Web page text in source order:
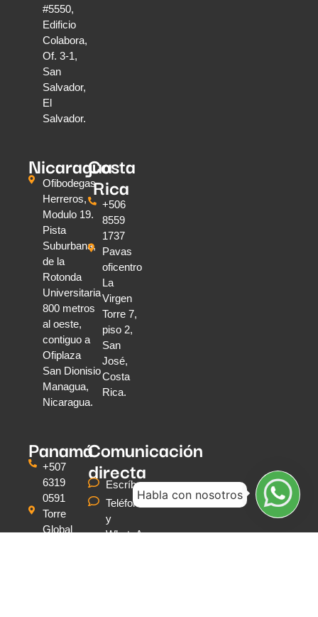
#5550,
Edificio
Colabora,
Of. 3-1,
San
Salvador,
El
Salvador.
Nicaragua
Ofibodegas
Herreros,
Modulo 19.
Pista
Suburbana,
de la
Rotonda
Universitaria
800 metros
al oeste,
contiguo a
Ofiplaza
San Dionisio
Managua,
Nicaragua.
Costa
Rica
+506
8559
1737
Pavas
oficentro
La
Virgen
Torre 7,
piso 2,
San
José,
Costa
Rica.
Panamá
+507
6319
0591
Torre
Global
Comunicación
directa
Escríbenos
Teléfonos
y
WhatsApp
Habla con nosotros